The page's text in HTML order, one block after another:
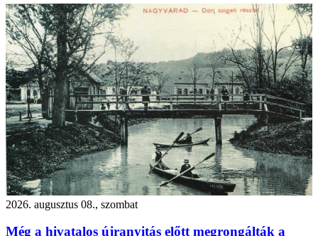
2026. augusztus 08., szombat
Még a hivatalos újranyitás előtt megrongálták a